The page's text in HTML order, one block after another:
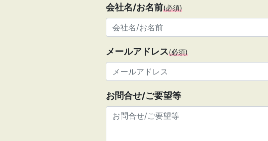
会社名/お名前(必須)
メールアドレス(必須)
お問合せ/ご要望等